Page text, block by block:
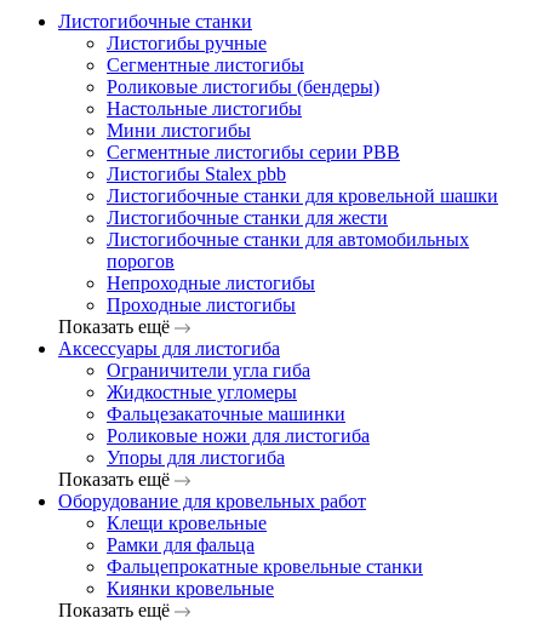
Листогибочные станки
Листогибы ручные
Сегментные листогибы
Роликовые листогибы (бендеры)
Настольные листогибы
Мини листогибы
Сегментные листогибы серии PBB
Листогибы Stalex pbb
Листогибочные станки для кровельной шашки
Листогибочные станки для жести
Листогибочные станки для автомобильных
порогов
Непроходные листогибы
Проходные листогибы
Показать ещё
Аксессуары для листогиба
Ограничители угла гиба
Жидкостные угломеры
Фальцезакаточные машинки
Роликовые ножи для листогиба
Упоры для листогиба
Показать ещё
Оборудование для кровельных работ
Клещи кровельные
Рамки для фальца
Фальцепрокатные кровельные станки
Киянки кровельные
Показать ещё